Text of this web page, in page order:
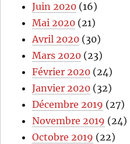
Juin 2020 (16)
Mai 2020 (21)
Avril 2020 (30)
Mars 2020 (23)
Février 2020 (24)
Janvier 2020 (32)
Décembre 2019 (27)
Novembre 2019 (24)
Octobre 2019 (22)